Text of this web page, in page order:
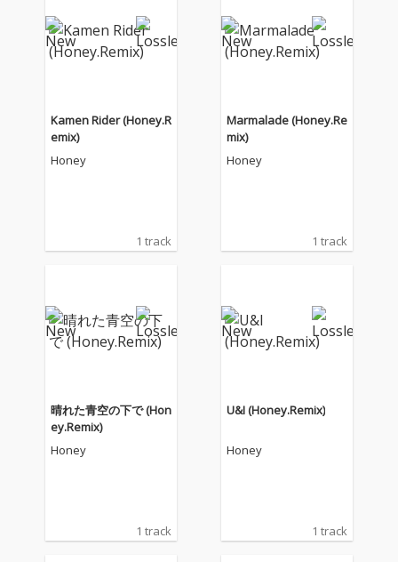
Kamen Rider (Honey.R
emix)
Honey
1 track
Marmalade (Honey.Re
mix)
Honey
1 track
晴れた青空の下で (Hon
ey.Remix)
Honey
1 track
U&I (Honey.Remix)
Honey
1 track